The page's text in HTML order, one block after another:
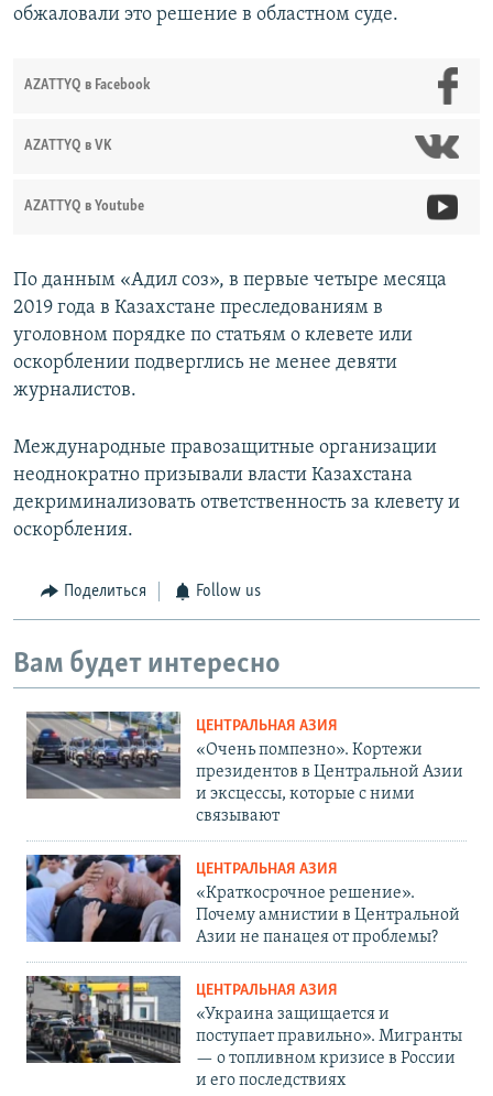
обжаловали это решение в областном суде.
AZATTYQ в Facebook
AZATTYQ в VK
AZATTYQ в Youtube
По данным «Адил соз», в первые четыре месяца
2019 года в Казахстане преследованиям в
уголовном порядке по статьям о клевете или
оскорблении подверглись не менее девяти
журналистов.
Международные правозащитные организации
неоднократно призывали власти Казахстана
декриминализовать ответственность за клевету и
оскорбления.
Поделиться Follow us
Вам будет интересно
ЦЕНТРАЛЬНАЯ АЗИЯ
«Очень помпезно». Кортежи
президентов в Центральной Азии
и эксцессы, которые с ними
связывают
ЦЕНТРАЛЬНАЯ АЗИЯ
«Краткосрочное решение».
Почему амнистии в Центральной
Азии не панацея от проблемы?
ЦЕНТРАЛЬНАЯ АЗИЯ
«Украина защищается и
поступает правильно». Мигранты
— о топливном кризисе в России
и его последствиях